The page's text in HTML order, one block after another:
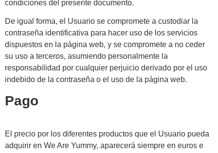
condiciones del presente documento.
De igual forma, el Usuario se compromete a custodiar la
contraseña identificativa para hacer uso de los servicios
dispuestos en la página web, y se compromete a no ceder
su uso a terceros, asumiendo personalmente la
responsabilidad por cualquier perjuicio derivado por el uso
indebido de la contraseña o el uso de la página web.
Pago
El precio por los diferentes productos que el Usuario pueda
adquirir en We Are Yummy, aparecerá siempre en euros e